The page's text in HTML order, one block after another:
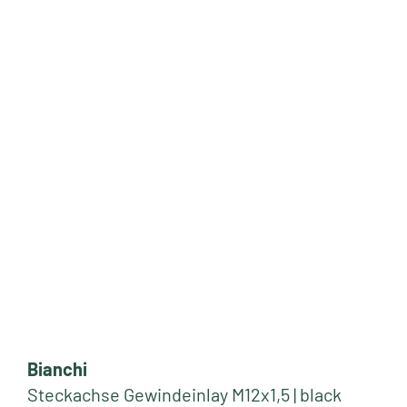
Bianchi
Steckachse Gewindeinlay M12x1,5 | black